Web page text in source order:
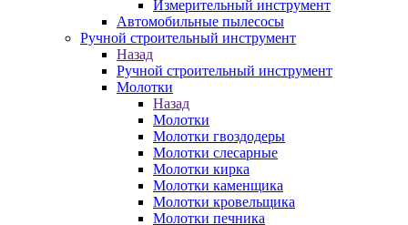
Измерительный инструмент
Автомобильные пылесосы
Ручной строительный инструмент
Назад
Ручной строительный инструмент
Молотки
Назад
Молотки
Молотки гвоздодеры
Молотки слесарные
Молотки кирка
Молотки каменщика
Молотки кровельщика
Молотки печника